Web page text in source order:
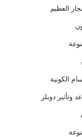
العظيم
الكونية
وتأثير دوبلر